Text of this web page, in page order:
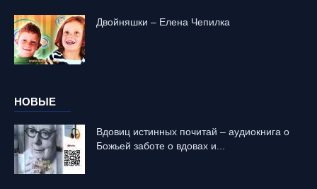
Двойняшки – Елена Чепилка
НОВЫЕ
Вдовиц истинных почитай – аудиокнига о
Божьей заботе о вдовах и...